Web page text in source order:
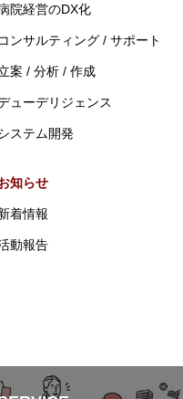
院経営のDX化
コンサルティング / サポート
案 / 分析 / 作成
ューデリジェンス
ステム開発
知らせ
着情報
動報告